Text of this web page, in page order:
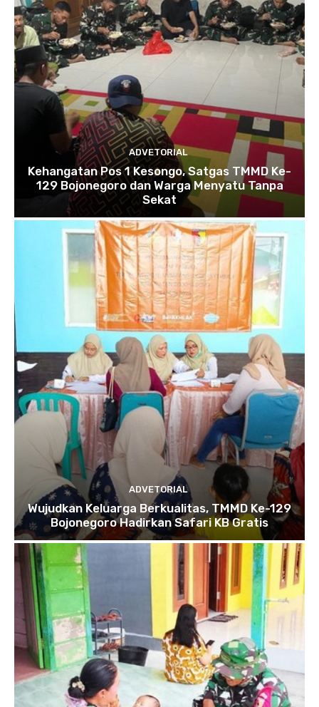
ADVETORIAL
Kehangatan Pos 1 Kesongo, Satgas TMMD Ke-
129 Bojonegoro dan Warga Menyatu Tanpa
Sekat
ADVETORIAL
Wujudkan Keluarga Berkualitas, TMMD Ke-129
Bojonegoro Hadirkan Safari KB Gratis